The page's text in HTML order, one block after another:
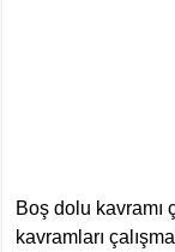
Boş dolu kavramı
kavramları